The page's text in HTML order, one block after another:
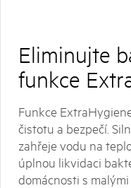
Eliminujte
funkce
Funkce
čistotu a bezpečí.
zahřeje vodu na
úplnou likvidaci
domácnosti s